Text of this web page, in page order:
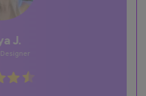
P.
Casuale